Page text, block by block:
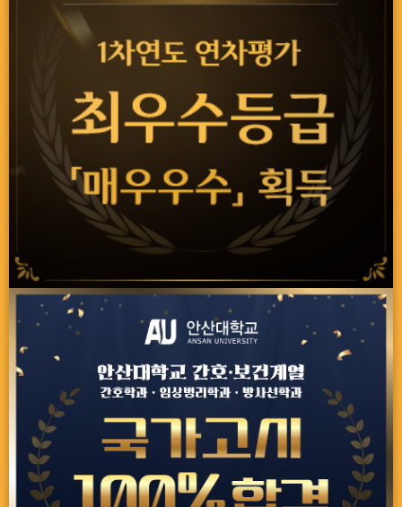
안산대학교 응급구조학과, 안산그리너스 홈경기 의료지원 및 체험부스
운영 - 실무 중심 현장 실습으로 예비 응급구조사 역량 강화 및 지역사회
안산와스타디움에서
안산대학교 앵커사업단, '놀면서 배우는 우리말, 함께 즐기는 전통놀이'
성료 - 실무 중심 멘토링으로 다문화 아동 지원 및 지역사회 기여 앞장
안산대학교(총장 윤동열) 앵커사업단은 지난 1일, 8일, 15일 3